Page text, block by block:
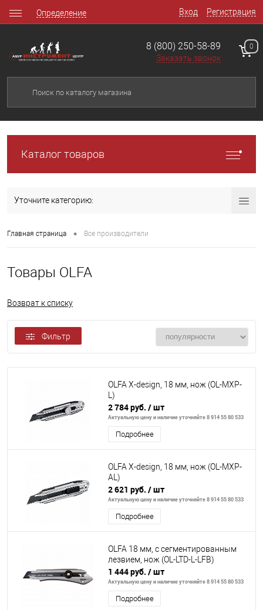
Вход Регистрация
Определение
8 (800) 250-58-89
Заказать звонок
0
Каталог товаров
Уточните категорию:
Главная страница • Все производители
Товары OLFA
Возврат к списку
Фильтр
OLFA X-design, 18 мм, нож (OL-MXP-
L)
2 784 руб. / шт
Актуальную цену и наличие уточняйте 8 914 55 80 533
Подробнее
OLFA X-design, 18 мм, нож (OL-MXP-
AL)
2 621 руб. / шт
Актуальную цену и наличие уточняйте 8 914 55 80 533
Подробнее
OLFA 18 мм, с сегментированным
лезвием, нож (OL-LTD-L-LFB)
1 444 руб. / шт
Актуальную цену и наличие уточняйте 8 914 55 80 533
Подробнее